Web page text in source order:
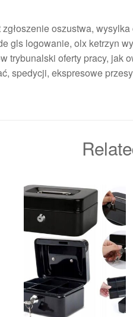
oszustwa,
gls logowanie, olx ketrzyn
trybunalski oferty pracy, jak
spedycji, ekspresowe